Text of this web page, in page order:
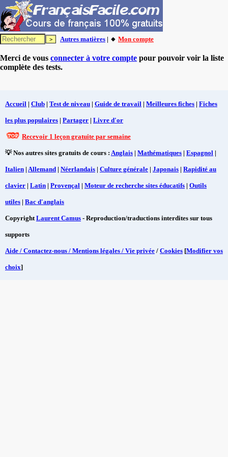
Autres matières | 🔸 Mon compte
Merci de vous connecter à votre compte pour pouvoir voir la liste
complète des tests.
Accueil | Club | Test de niveau | Guide de travail | Meilleures fiches | Fiches
les plus populaires | Partager | Livre d'or
Recevoir 1 leçon gratuite par semaine
💡 Nos autres sites gratuits de cours : Anglais | Mathématiques | Espagnol |
Italien | Allemand | Néerlandais | Culture générale | Japonais | Rapidité au
clavier | Latin | Provençal | Moteur de recherche sites éducatifs | Outils
utiles | Bac d'anglais
CopyrightLaurent Camus - Reproduction/traductions interdites sur tous
supports
Aide / Contactez-nous / Mentions légales / Vie privée / Cookies [Modifier vos
choix]